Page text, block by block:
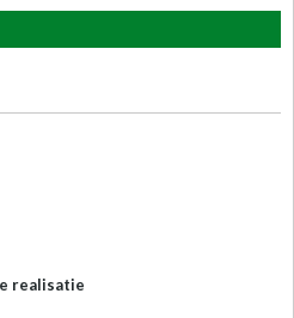
realisatie